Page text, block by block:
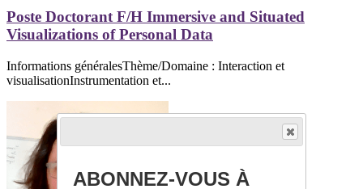
Poste Doctorant F/H Immersive and Situated
Visualizations of Personal Data
Informations généralesThème/Domaine : Interaction et
visualisationInstrumentation et...
ABONNEZ-VOUS À